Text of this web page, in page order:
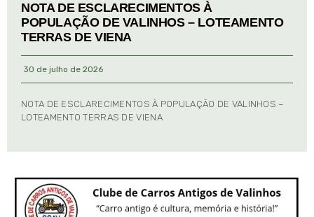
NOTA DE ESCLARECIMENTOS À
POPULAÇÃO DE VALINHOS – LOTEAMENTO
TERRAS DE VIENA
30 de julho de 2026
NOTA DE ESCLARECIMENTOS À POPULAÇÃO DE VALINHOS –
LOTEAMENTO TERRAS DE VIENA